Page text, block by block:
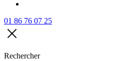
01 86 76 07 25
Rechercher